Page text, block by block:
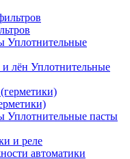
Уплотнительные
Уплотнительные
Уплотнительные пасты
и реле